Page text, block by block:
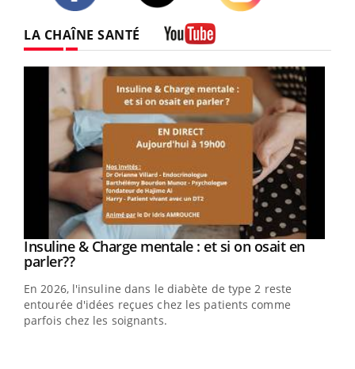
LA CHAÎNE SANTÉ
Youtube
Insuline & Charge mentale : et si on osait en
parler??Youtube
En 2026, l'insuline dans le diabète de type 2 reste
entourée d'idées reçues chez les patients comme
parfois chez les soignants.